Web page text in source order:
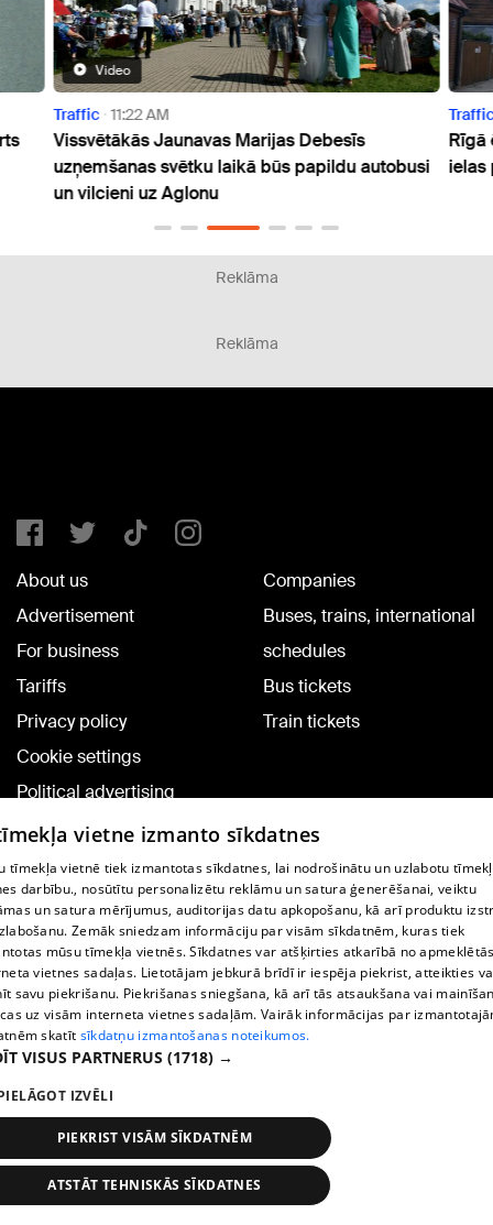
Video
Traffic 11:22 AM
Vissvētākās Jaunavas Marijas Debesīs
uzņemšanas svētku laikā būs papildu autobusi
un vilcieni uz Aglonu
Rīgā
ielas
Reklāma
Reklāma
About us
Advertisement
For business
Tariffs
Privacy policy
Cookie settings
Political advertising
Cookie policy
Commenting terms
Companies
Buses, trains, international
schedules
Bus tickets
Train tickets
TV program
Contract rules
360 Ziņu kontakti
Helio Media
Vortal assistance service: e-mail -
All rights reserved.
News Search 1188 play
vietne izmanto sīkdatnes
tīmekļa vietnē tiek izmantotas sīkdatnes, lai nodrošinātu un uzlabotu
darbību., nosūtītu personalizētu reklāmu un satura ģenerēšanai, veiktu
un satura mērījumus, auditorijas datu apkopošanu, kā arī produktu
Zemāk sniedzam informāciju par visām sīkdatnēm, kuras tiek
mūsu tīmekļa vietnēs. Sīkdatnes var atšķirties atkarībā no
vietnes sadaļas. Lietotājam jebkurā brīdī ir iespēja piekrist, atteikties
savu piekrišanu. Piekrišanas sniegšana, kā arī tās atsaukšana vai
uz visām interneta vietnes sadaļām. Vairāk informācijas par
skatīt sīkdatņu izmantošanas noteikumos.
VISUS PARTNERUS (1718) →
IZVĒLI
PIEKRIST VISĀM SĪKDATNĒM
ATSTĀT TEHNISKĀS SĪKDATNES